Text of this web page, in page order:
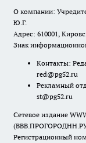
О компании:
Ю.Г.
Адрес: 610001,
Знак
Контакты:
red@pg52.ru
Рекламный
st@pg52.ru
Сетевое издание
Регистрационный